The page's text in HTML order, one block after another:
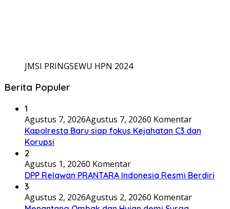
JMSI PRINGSEWU HPN 2024
Berita Populer
1
Agustus 7, 2026Agustus 7, 20260 Komentar
Kapolresta Baru siap fokus Kejahatan C3 dan
Korupsi
2
Agustus 1, 20260 Komentar
DPP Relawan PRANTARA Indonesia Resmi Berdiri
3
Agustus 2, 2026Agustus 2, 20260 Komentar